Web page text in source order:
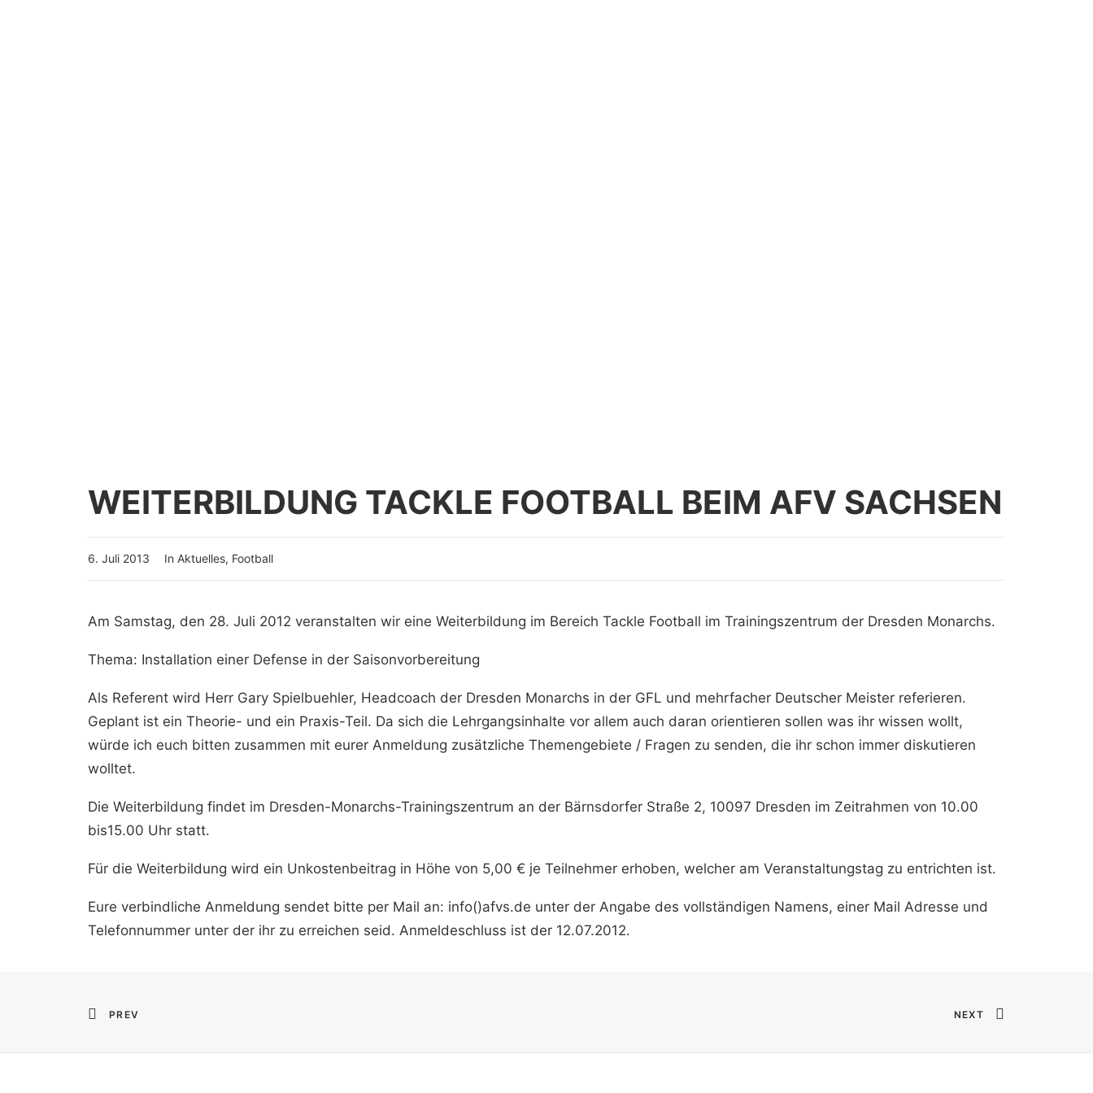
WEITERBILDUNG TACKLE FOOTBALL BEIM AFV SACHSEN
6. Juli 2013 In Aktuelles, Football
Am Samstag, den 28. Juli 2012 veranstalten wir eine Weiterbildung im Bereich Tackle Football im Trainingszentrum der Dresden Monarchs.
Thema: Installation einer Defense in der Saisonvorbereitung
Als Referent wird Herr Gary Spielbuehler, Headcoach der Dresden Monarchs in der GFL und mehrfacher Deutscher Meister referieren.
Geplant ist ein Theorie- und ein Praxis-Teil. Da sich die Lehrgangsinhalte vor allem auch daran orientieren sollen was ihr wissen wollt,
würde ich euch bitten zusammen mit eurer Anmeldung zusätzliche Themengebiete / Fragen zu senden, die ihr schon immer diskutieren
wolltet.
Die Weiterbildung findet im Dresden-Monarchs-Trainingszentrum an der Bärnsdorfer Straße 2, 10097 Dresden im Zeitrahmen von 10.00
bis15.00 Uhr statt.
Für die Weiterbildung wird ein Unkostenbeitrag in Höhe von 5,00 € je Teilnehmer erhoben, welcher am Veranstaltungstag zu entrichten ist.
Eure verbindliche Anmeldung sendet bitte per Mail an: info()afvs.de unter der Angabe des vollständigen Namens, einer Mail Adresse und
Telefonnummer unter der ihr zu erreichen seid. Anmeldeschluss ist der 12.07.2012.
PREV NEXT